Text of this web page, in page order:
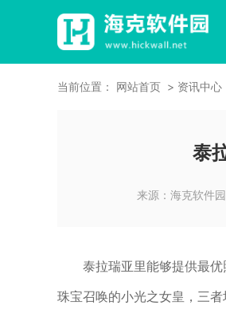
当前位置： 网站首页 资讯中心
泰
来源： 海克软件园
泰拉瑞亚里能够提供最
珠宝召唤的小光之女皇，三